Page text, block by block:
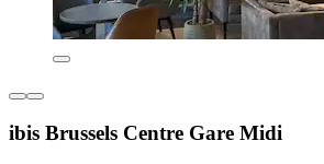
ibis Brussels Centre Gare Midi